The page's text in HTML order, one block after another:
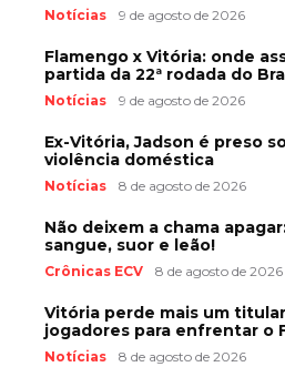
Notícias 9 de agosto de 2026
Flamengo x Vitória: onde
partida da 22ª rodada do
Notícias 9 de agosto de 2026
Ex-Vitória, Jadson é preso
violência doméstica
Notícias 8 de agosto de 2026
Não deixem a chama
sangue, suor e leão!
Crônicas ECV 8 de agosto de 2026
Vitória perde mais um
jogadores para enfrentar o
Notícias 8 de agosto de 2026